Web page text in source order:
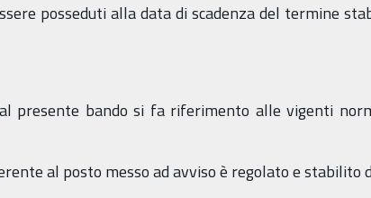
posseduti alla data di scadenza del termine
presente bando si fa riferimento alle vigenti
al posto messo ad avviso è regolato e